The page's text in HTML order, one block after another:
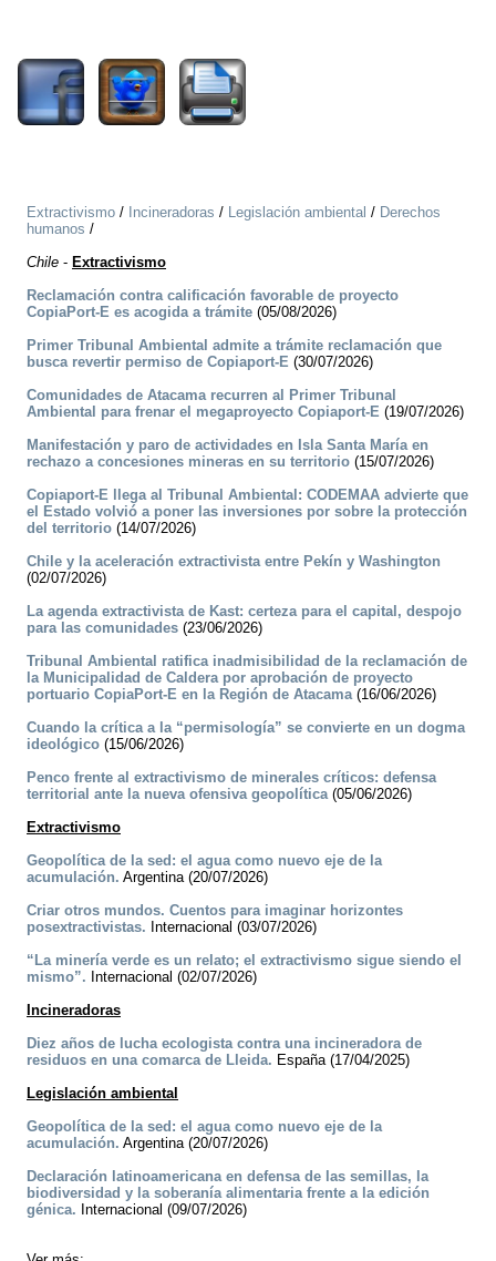
Extractivismo / Incineradoras / Legislación ambiental / Derechos
humanos /
Chile - Extractivismo
Reclamación contra calificación favorable de proyecto
CopiaPort-E es acogida a trámite (05/08/2026)
Primer Tribunal Ambiental admite a trámite reclamación que
busca revertir permiso de Copiaport-E (30/07/2026)
Comunidades de Atacama recurren al Primer Tribunal
Ambiental para frenar el megaproyecto Copiaport-E (19/07/2026)
Manifestación y paro de actividades en Isla Santa María en
rechazo a concesiones mineras en su territorio (15/07/2026)
Copiaport-E llega al Tribunal Ambiental: CODEMAA advierte que
el Estado volvió a poner las inversiones por sobre la protección
del territorio (14/07/2026)
Chile y la aceleración extractivista entre Pekín y Washington
(02/07/2026)
La agenda extractivista de Kast: certeza para el capital, despojo
para las comunidades (23/06/2026)
Tribunal Ambiental ratifica inadmisibilidad de la reclamación de
la Municipalidad de Caldera por aprobación de proyecto
portuario CopiaPort-E en la Región de Atacama(16/06/2026)
Cuando la crítica a la “permisología” se convierte en un dogma
ideológico (15/06/2026)
Penco frente al extractivismo de minerales críticos: defensa
territorial ante la nueva ofensiva geopolítica(05/06/2026)
Extractivismo
Geopolítica de la sed: el agua como nuevo eje de la
acumulación. Argentina (20/07/2026)
Criar otros mundos. Cuentos para imaginar horizontes
posextractivistas. Internacional (03/07/2026)
“La minería verde es un relato; el extractivismo sigue siendo el
mismo”. Internacional (02/07/2026)
Incineradoras
Diez años de lucha ecologista contra una incineradora de
residuos en una comarca de Lleida. España (17/04/2025)
Legislación ambiental
Geopolítica de la sed: el agua como nuevo eje de la
acumulación. Argentina (20/07/2026)
Declaración latinoamericana en defensa de las semillas, la
biodiversidad y la soberanía alimentaria frente a la edición
génica. Internacional (09/07/2026)